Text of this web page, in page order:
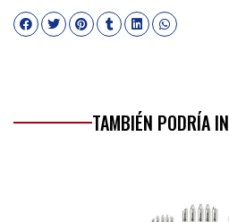
TAMBIÉN PODRÍA